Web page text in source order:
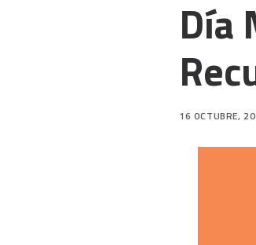
Día
16 OCTUBRE,